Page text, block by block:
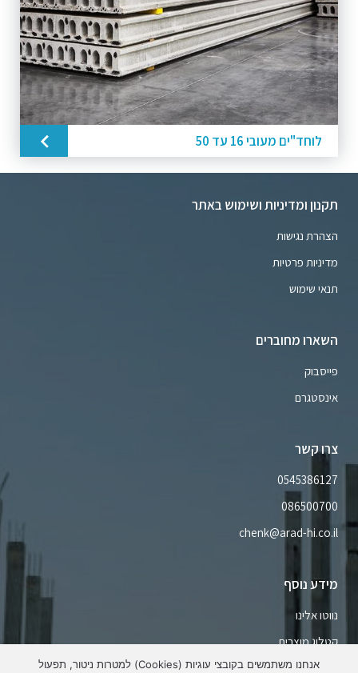
לוחד"ים מעובי 16 עד 50
תקנון ומדיניות ושימוש באתר
הצהרת נגישות
מדיניות פרטיות
תנאי שימוש
השארו מחוברים
פייסבוק
אינסטגרם
צרו קשר
0545386127
086500700
chenk@arad-hi.co.il
מידע נוסף
נווטו אלינו
קטלוג מוצרים
אנחנו משתמשים בקובצי עוגיות (Cookies) למטרות ניטור, תפעול